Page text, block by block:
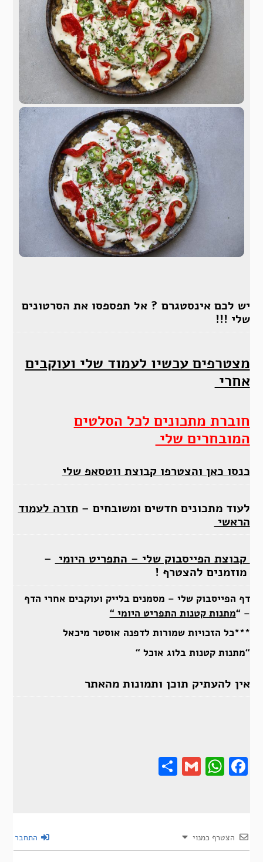
יש לכם אינסטגרם ? אל תפספסו את הסרטונים
שלי !!!
מצטרפים עכשיו לעמוד שלי ועוקבים
אחרי
חוברת מתכונים לכל הסלטים
המובחרים שלי
כנסו כאן והצטרפו קבוצת ווטסאפ שלי
לעוד מתכונים חדשים ומשובחים –חזרה לעמוד
הראשי
קבוצת הפייסבוק שלי – התפריט היומי –
מוזמנים להצטרף !
דף הפייסבוק שלי – מסמנים בלייק ועוקבים אחרי הדף
– “מתנות קטנות התפריט היומי “
***כל הזכויות שמורות לדפנה אוסטר מיכאל
“מתנות קטנות בלוג אוכל “
אין להעתיק תוכן ותמונות מהאתר
Gmail
Share
הצטרף כמנוי התחבר